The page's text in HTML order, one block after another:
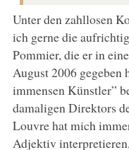
Unter den zahllosen
ich gerne die
Pommier, die er in
August 2006 gegeben
immensen Künstler”
damaligen Direktors
Louvre hat mich
Adjektiv